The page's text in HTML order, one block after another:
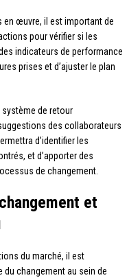
en œuvre, il est important de
pour vérifier si les
indicateurs de performance
prises et d’ajuster le plan
système de retour
des collaborateurs
d’identifier les
et d’apporter des
de changement.
et
du marché, il est
du changement au sein de